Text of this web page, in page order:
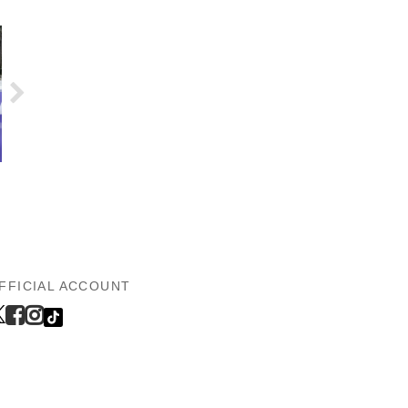
ACCOUNT